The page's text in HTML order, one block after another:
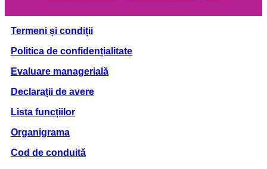
Termeni și condiții
Politica de confidențialitate
Evaluare managerială
Declarații de avere
Lista funcțiilor
Organigrama
Cod de conduită